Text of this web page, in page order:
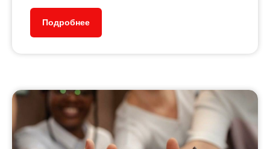
Подробнее